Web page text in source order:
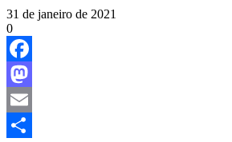
31 de janeiro de 2021
0
Facebook
Mastodon
Email